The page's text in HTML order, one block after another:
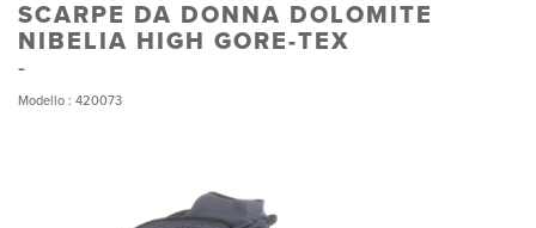
SCARPE DA DONNA DOLOMITE
NIBELIA HIGH GORE-TEX
Modello : 420073